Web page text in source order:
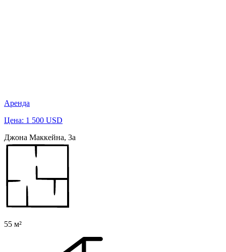
Аренда
Цена: 1 500 USD
Джона Маккейна, 3а
55 м²